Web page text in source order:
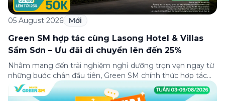
05 August 2026 Mới
Green SM hợp tác cùng Lasong Hotel & Villas
Sầm Sơn – Ưu đãi di chuyển lên đến 25%
Nhằm mang đến trải nghiệm nghỉ dưỡng trọn vẹn ngay từ
những bước chân đầu tiên, Green SM chính thức hợp tác
cùng Lasong Hotel & Villas Sầm Sơn triển khai chương trình
ưu đãi di chuyển dành riêng cho khách hàng có điểm đón